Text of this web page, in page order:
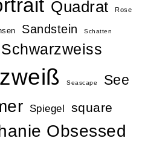
Quadrat Rose
Sandstein Schatten
Schwarzweiss
Seascape See
Spiegel square
Obsessed